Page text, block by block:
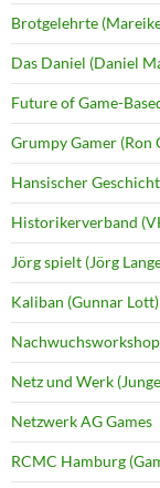
Brotgelehrte
Das Daniel (Daniel
Future of Game-
Grumpy Gamer (Ron
Hansischer
Historikerverband
Jörg spielt (Jörg
Kaliban (Gunnar Lott)
Netz und Werk
Netzwerk AG Games
RCMC Hamburg